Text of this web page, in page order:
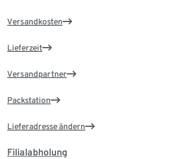
Versandkosten
Lieferzeit
Versandpartner
Packstation
Lieferadresse ändern
Filialabholung